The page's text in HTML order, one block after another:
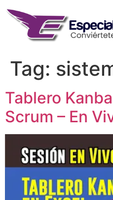
content
Tag:
Tablero
Scrum – En